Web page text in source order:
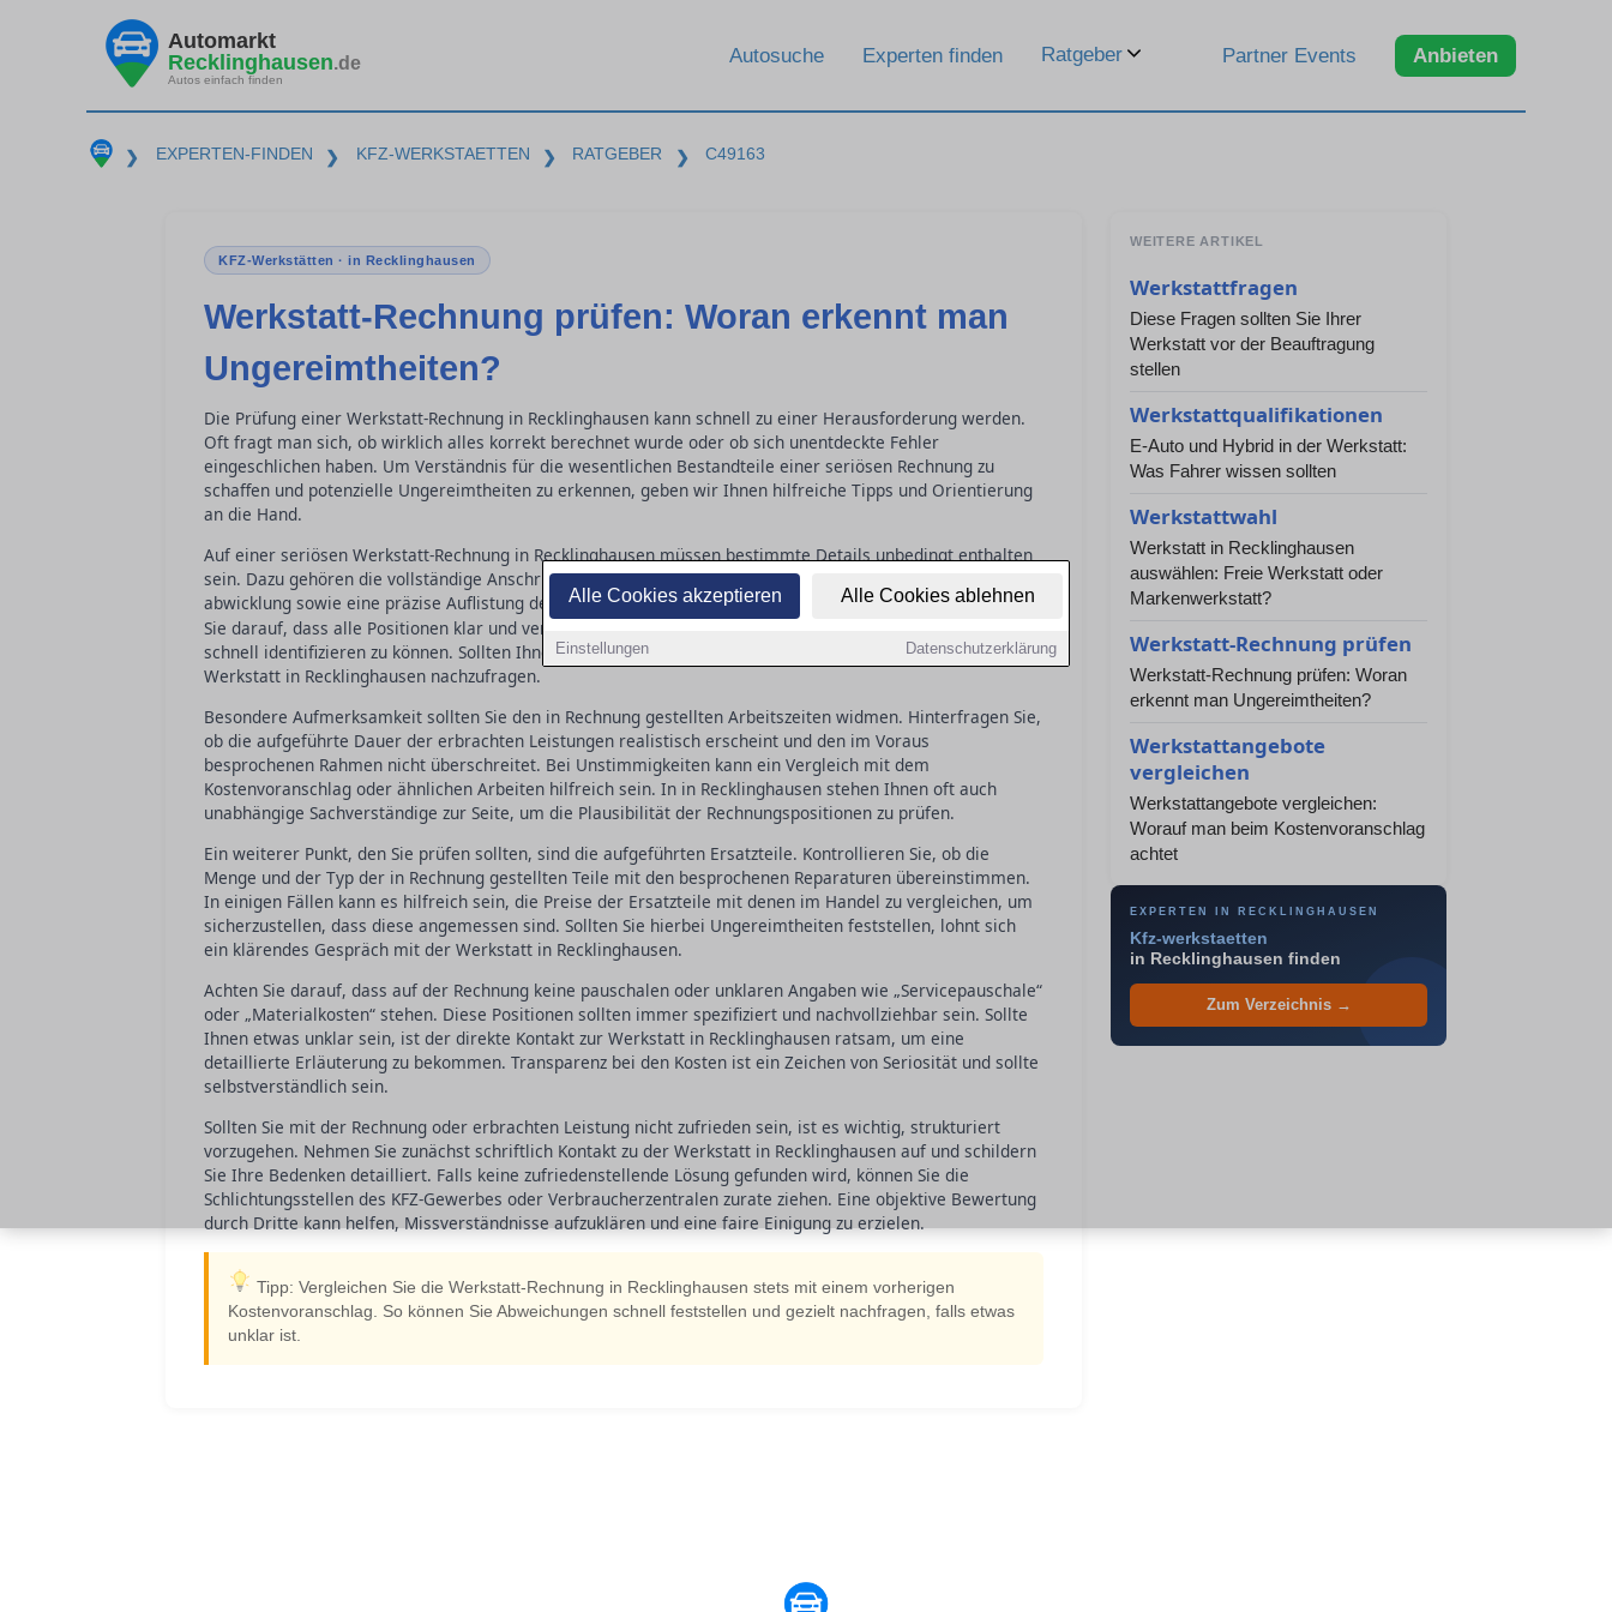
Alle Cookies akzeptieren Alle Cookies ablehnen
Einstellungen Datenschutzerklärung
Automarkt
Recklinghausen.de
Autos einfach finden
Autosuche Experten finden Ratgeber Partner Events Anbieten
❯ EXPERTEN-FINDEN ❯ KFZ-WERKSTAETTEN ❯ RATGEBER ❯ C49163
KFZ-Werkstätten · in Recklinghausen
Werkstatt-Rechnung prüfen: Woran erkennt man
Ungereimtheiten?
Die Prüfung einer Werkstatt-Rechnung in Recklinghausen kann schnell zu einer Herausforderung werden.
Oft fragt man sich, ob wirklich alles korrekt berechnet wurde oder ob sich unentdeckte Fehler
eingeschlichen haben. Um Verständnis für die wesentlichen Bestandteile einer seriösen Rechnung zu
schaffen und potenzielle Ungereimtheiten zu erkennen, geben wir Ihnen hilfreiche Tipps und Orientierung
an die Hand.
Auf einer seriösen Werkstatt-Rechnung in Recklinghausen müssen bestimmte Details unbedingt enthalten
sein. Dazu gehören die vollständige Anschrift der Werkstatt, das Datum der Auftragserteilung und -
abwicklung sowie eine präzise Auflistung der durchgeführten Arbeiten und verwendetenErsatzteile. Achten
Sie darauf, dass alle Positionen klar und verständlich formuliert sind, um mögliche Ungereimtheiten
schnell identifizieren zu können. Sollten Ihnen Unklarheiten auffallen, zögern Sie nicht, direkt in der
Werkstatt in Recklinghausen nachzufragen.
Besondere Aufmerksamkeit sollten Sie den in Rechnung gestellten Arbeitszeiten widmen. Hinterfragen Sie,
ob die aufgeführte Dauer der erbrachten Leistungen realistisch erscheint und den im Voraus
besprochenen Rahmen nicht überschreitet. Bei Unstimmigkeiten kann ein Vergleich mit dem
Kostenvoranschlag oder ähnlichen Arbeiten hilfreich sein. In in Recklinghausen stehen Ihnen oft auch
unabhängige Sachverständige zur Seite, um die Plausibilität der Rechnungspositionen zu prüfen.
Ein weiterer Punkt, den Sie prüfen sollten, sind die aufgeführten Ersatzteile. Kontrollieren Sie, ob die
Menge und der Typ der in Rechnung gestellten Teile mit den besprochenen Reparaturen übereinstimmen.
In einigen Fällen kann es hilfreich sein, die Preise der Ersatzteile mit denen im Handel zu vergleichen, um
sicherzustellen, dass diese angemessen sind. Sollten Sie hierbei Ungereimtheiten feststellen, lohnt sich
ein klärendes Gespräch mit der Werkstatt in Recklinghausen.
Achten Sie darauf, dass auf der Rechnung keine pauschalen oder unklaren Angaben wie „Servicepauschale“
oder „Materialkosten“ stehen. Diese Positionen sollten immer spezifiziert und nachvollziehbar sein. Sollte
Ihnen etwas unklar sein, ist der direkte Kontakt zur Werkstatt in Recklinghausen ratsam, um eine
detaillierte Erläuterung zu bekommen. Transparenz bei den Kosten ist ein Zeichen von Seriosität und sollte
selbstverständlich sein.
Sollten Sie mit der Rechnung oder erbrachten Leistung nicht zufrieden sein, ist es wichtig, strukturiert
vorzugehen. Nehmen Sie zunächst schriftlich Kontakt zu der Werkstatt in Recklinghausen auf und schildern
Sie Ihre Bedenken detailliert. Falls keine zufriedenstellende Lösung gefunden wird, können Sie die
Schlichtungsstellen des KFZ-Gewerbes oder Verbraucherzentralen zurate ziehen. Eine objektive Bewertung
durch Dritte kann helfen, Missverständnisse aufzuklären und eine faire Einigung zu erzielen.
Tipp: Vergleichen Sie die Werkstatt-Rechnung in Recklinghausen stets mit einem vorherigen
Kostenvoranschlag. So können Sie Abweichungen schnell feststellen und gezielt nachfragen, falls etwas
unklar ist.
WEITERE ARTIKEL
Werkstattfragen
Diese Fragen sollten Sie Ihrer
Werkstatt vor der Beauftragung
stellen
Werkstattqualifikationen
E-Auto und Hybrid in der Werkstatt:
Was Fahrer wissen sollten
Werkstattwahl
Werkstatt in Recklinghausen
auswählen: Freie Werkstatt oder
Markenwerkstatt?
Werkstatt-Rechnung prüfen
Werkstatt-Rechnung prüfen: Woran
erkennt man Ungereimtheiten?
Werkstattangebote
vergleichen
Werkstattangebote vergleichen:
Worauf man beim Kostenvoranschlag
achtet
EXPERTEN IN RECKLINGHAUSEN
Kfz-werkstaetten
in Recklinghausen finden
Zum Verzeichnis →